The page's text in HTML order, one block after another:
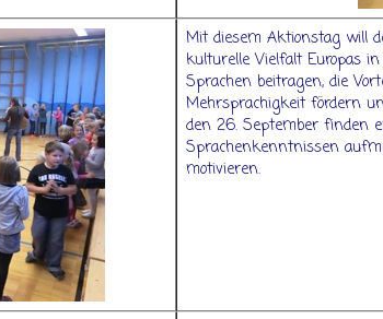
Mit diesem Aktionstag will
kulturelle Vielfalt Europas
Sprachen beitragen, die
Mehrsprachigkeit fördern
den 26. September finden
Sprachenkenntnissen
motivieren.